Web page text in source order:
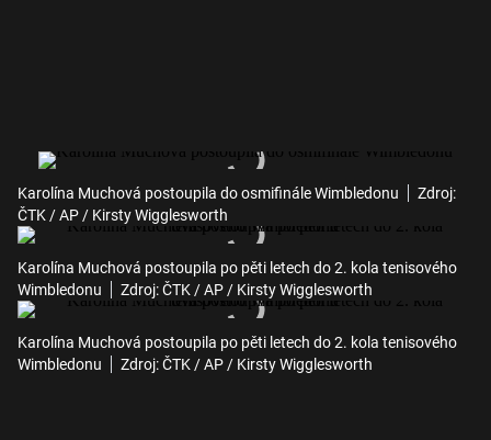
Karolína Muchová postoupila do osmifinále Wimbledonu
Zdroj:
ČTK / AP / Kirsty Wigglesworth
Karolína Muchová postoupila po pěti letech do 2. kola tenisového
Wimbledonu
Zdroj: ČTK / AP / Kirsty Wigglesworth
Karolína Muchová postoupila po pěti letech do 2. kola tenisového
Wimbledonu
Zdroj: ČTK / AP / Kirsty Wigglesworth